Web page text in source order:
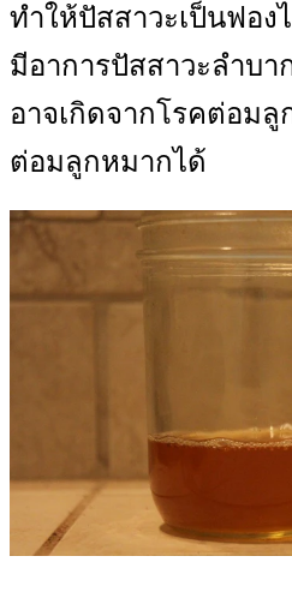
ทำให้ปัสสาวะเป็นฟอง
มีอาการปัสสาวะลำบา
อาจเกิดจากโรคต่อมลู
ต่อมลูกหมากได้